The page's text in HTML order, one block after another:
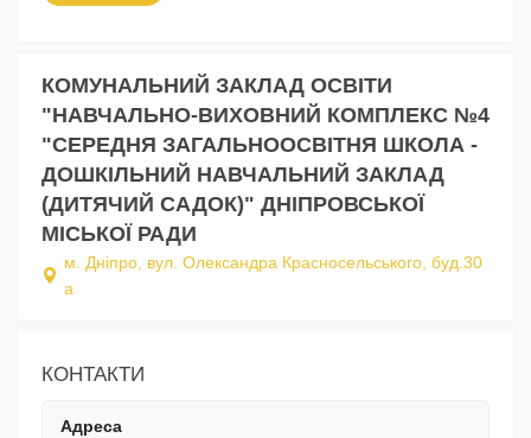
КОМУНАЛЬНИЙ ЗАКЛАД ОСВІТИ
"НАВЧАЛЬНО-ВИХОВНИЙ КОМПЛЕКС №4
"СЕРЕДНЯ ЗАГАЛЬНООСВІТНЯ ШКОЛА -
ДОШКІЛЬНИЙ НАВЧАЛЬНИЙ ЗАКЛАД
(ДИТЯЧИЙ САДОК)" ДНІПРОВСЬКОЇ
МІСЬКОЇ РАДИ
м. Дніпро, вул. Олександра Красносельського, буд.30
а
КОНТАКТИ
Адреса